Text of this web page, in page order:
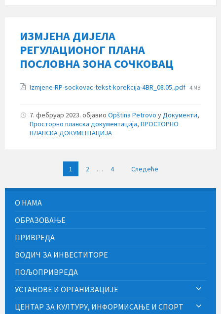
ИЗМЈЕНА ДИЈЕЛА
РЕГУЛАЦИОНОГ ПЛАНА
ПОСЛОВНА ЗОНА СОЧКОВАЦ
Прилози
Izmjene-RP-sockovac-tekst-korekcija-4BR_08.05..pdf File
4 MB
7. фебруар 2023. објавио Opština Petrovo уДокументи,
Просторно планска документација, ПРОСТОРНО
ПЛАНСКА ДОКУМЕНТАЦИЈА
1 2 … 4 Следеће
О НАМА
ОБРАЗОВАЊЕ
ПРИВРЕДА
ВОДИЧ ЗА ИНВЕСТИТОРЕ
ПОЉОПРИВРЕДА
УСТАНОВЕ И ОРГАНИЗАЦИЈЕ
ЦЕНТАР ЗА КУЛТУРУ, ИНФОРМИСАЊЕ И СПОРТ